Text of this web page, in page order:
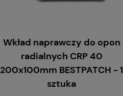
Wkład naprawczy do opon
radialnych CRP 40
200x100mm BESTPATCH - 1
sztuka